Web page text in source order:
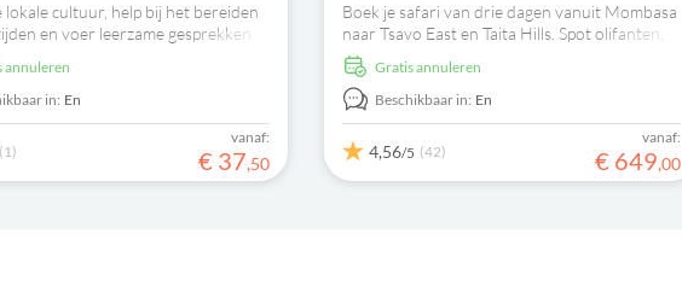
lokale cultuur, help bij het bereiden
en voer leerzame gesprekken
annuleren
in: En
(1)
vanaf:
€ 37,50
Boek je safari van drie dagen vanuit Mombasa
naar Tsavo East en Taita Hills. Spot olifanten,
leeuwen en veel meer tijdens gamedrives en
overnacht in safari-lodges.
Gratis annuleren
Beschikbaar in: En
4,56/5 (42)
vanaf:
€ 649,00